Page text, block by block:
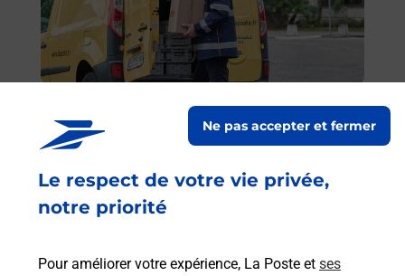
Le respect de votre vie privée,
notre priorité
Pour améliorer votre expérience, La Poste et ses
Ne pas accepter et fermer
Vous souhaitez envoyer un colis depuis :
Découvrez toutes les solutions proposées par La
Poste.
En savoir plus